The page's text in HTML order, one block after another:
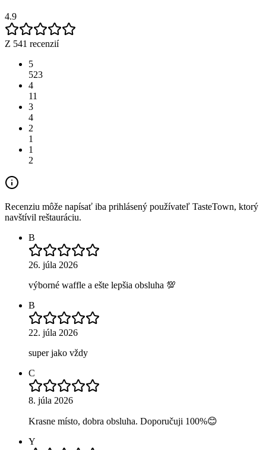
4.9
Z 541 recenzií
5
523
4
11
3
4
2
1
1
2
Recenziu môže napísať iba prihlásený používateľ TasteTown, ktorý
navštívil reštauráciu.
B
26. júla 2026
výborné waffle a ešte lepšia obsluha 💯
B
22. júla 2026
super jako vždy
C
8. júla 2026
Krasne místo, dobra obsluha. Doporučuji 100%😊
Y